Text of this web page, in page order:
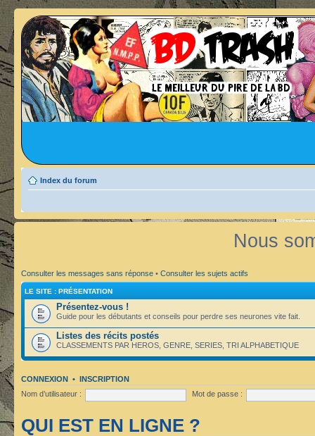
Index du forum
Nous
Consulter les messages sans réponse • Consulter les sujets actifs
LE SITE : PRÉSENTATION
Présentez-vous !
Guide pour les débutants et conseils pour perdre ses neurones vite fait.
Listes des récits postés
CLASSEMENTS PAR HEROS, GENRE, SERIES, TRI ALPHABETIQUE
CONNEXION • INSCRIPTION
Nom d’utilisateur :
Mot de passe :
QUI EST EN LIGNE ?